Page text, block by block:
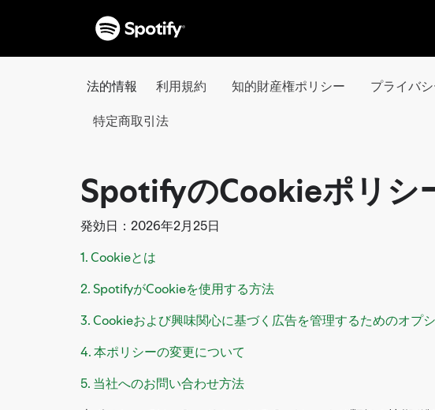
法的情報 利用規約 知的財産権ポリシー プライバ
特定商取引法
SpotifyのCookieポリシ
発効日：2026年2月25日
1. Cookieとは
2. SpotifyがCookieを使用する方法
3. Cookieおよび興味関心に基づく広告を管理するためのオプ
4. 本ポリシーの変更について
5. 当社へのお問い合わせ方法